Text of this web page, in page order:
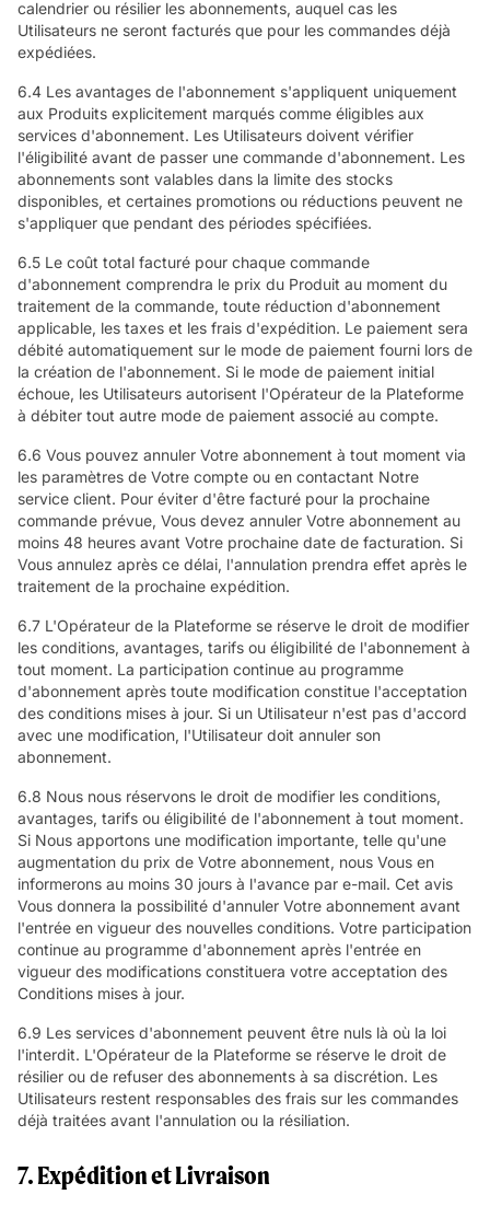
calendrier ou résilier les abonnements, auquel cas les
Utilisateurs ne seront facturés que pour les commandes déjà
expédiées.
6.4 Les avantages de l'abonnement s'appliquent uniquement
aux Produits explicitement marqués comme éligibles aux
services d'abonnement. Les Utilisateurs doivent vérifier
l'éligibilité avant de passer une commande d'abonnement. Les
abonnements sont valables dans la limite des stocks
disponibles, et certaines promotions ou réductions peuvent ne
s'appliquer que pendant des périodes spécifiées.
6.5 Le coût total facturé pour chaque commande
d'abonnement comprendra le prix du Produit au moment du
traitement de la commande, toute réduction d'abonnement
applicable, les taxes et les frais d'expédition. Le paiement sera
débité automatiquement sur le mode de paiement fourni lors de
la création de l'abonnement. Si le mode de paiement initial
échoue, les Utilisateurs autorisent l'Opérateur de la Plateforme
à débiter tout autre mode de paiement associé au compte.
6.6 Vous pouvez annuler Votre abonnement à tout moment via
les paramètres de Votre compte ou en contactant Notre
service client. Pour éviter d'être facturé pour la prochaine
commande prévue, Vous devez annuler Votre abonnement au
moins 48 heures avant Votre prochaine date de facturation. Si
Vous annulez après ce délai, l'annulation prendra effet après le
traitement de la prochaine expédition.
6.7 L'Opérateur de la Plateforme se réserve le droit de modifier
les conditions, avantages, tarifs ou éligibilité de l'abonnement à
tout moment. La participation continue au programme
d'abonnement après toute modification constitue l'acceptation
des conditions mises à jour. Si un Utilisateur n'est pas d'accord
avec une modification, l'Utilisateur doit annuler son
abonnement.
6.8 Nous nous réservons le droit de modifier les conditions,
avantages, tarifs ou éligibilité de l'abonnement à tout moment.
Si Nous apportons une modification importante, telle qu'une
augmentation du prix de Votre abonnement, nous Vous en
informerons au moins 30 jours à l'avance par e-mail. Cet avis
Vous donnera la possibilité d'annuler Votre abonnement avant
l'entrée en vigueur des nouvelles conditions. Votre participation
continue au programme d'abonnement après l'entrée en
vigueur des modifications constituera votre acceptation des
Conditions mises à jour.
6.9 Les services d'abonnement peuvent être nuls là où la loi
l'interdit. L'Opérateur de la Plateforme se réserve le droit de
résilier ou de refuser des abonnements à sa discrétion. Les
Utilisateurs restent responsables des frais sur les commandes
déjà traitées avant l'annulation ou la résiliation.
7. Expédition et Livraison